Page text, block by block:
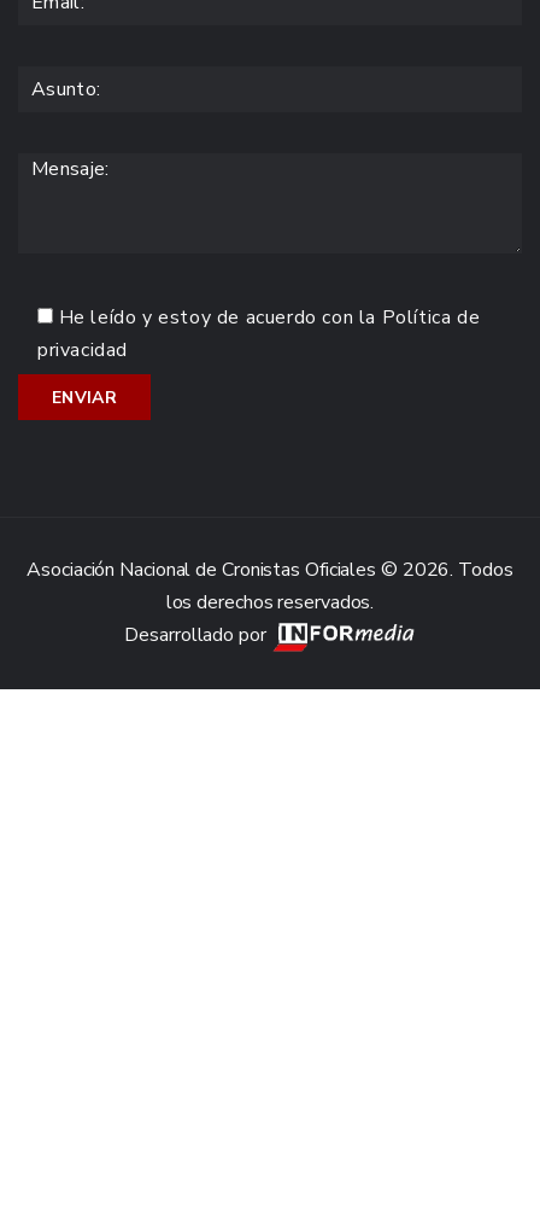
He leído y estoy de acuerdo con la Política de
privacidad
Asociación Nacional de Cronistas Oficiales © 2026. Todos
los derechos reservados.
Desarrollado por